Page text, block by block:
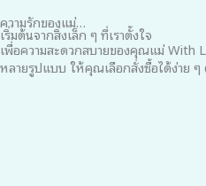
ความรักของแม่…
เริ่มต้นจากสิ่งเล็ก ๆ ที่เราตั้งใจ
เพื่อความสะดวกสบายของคุณแม่ With
หลายรูปแบบ ให้คุณเลือกสั่งซื้อได้ง่าย ๆ